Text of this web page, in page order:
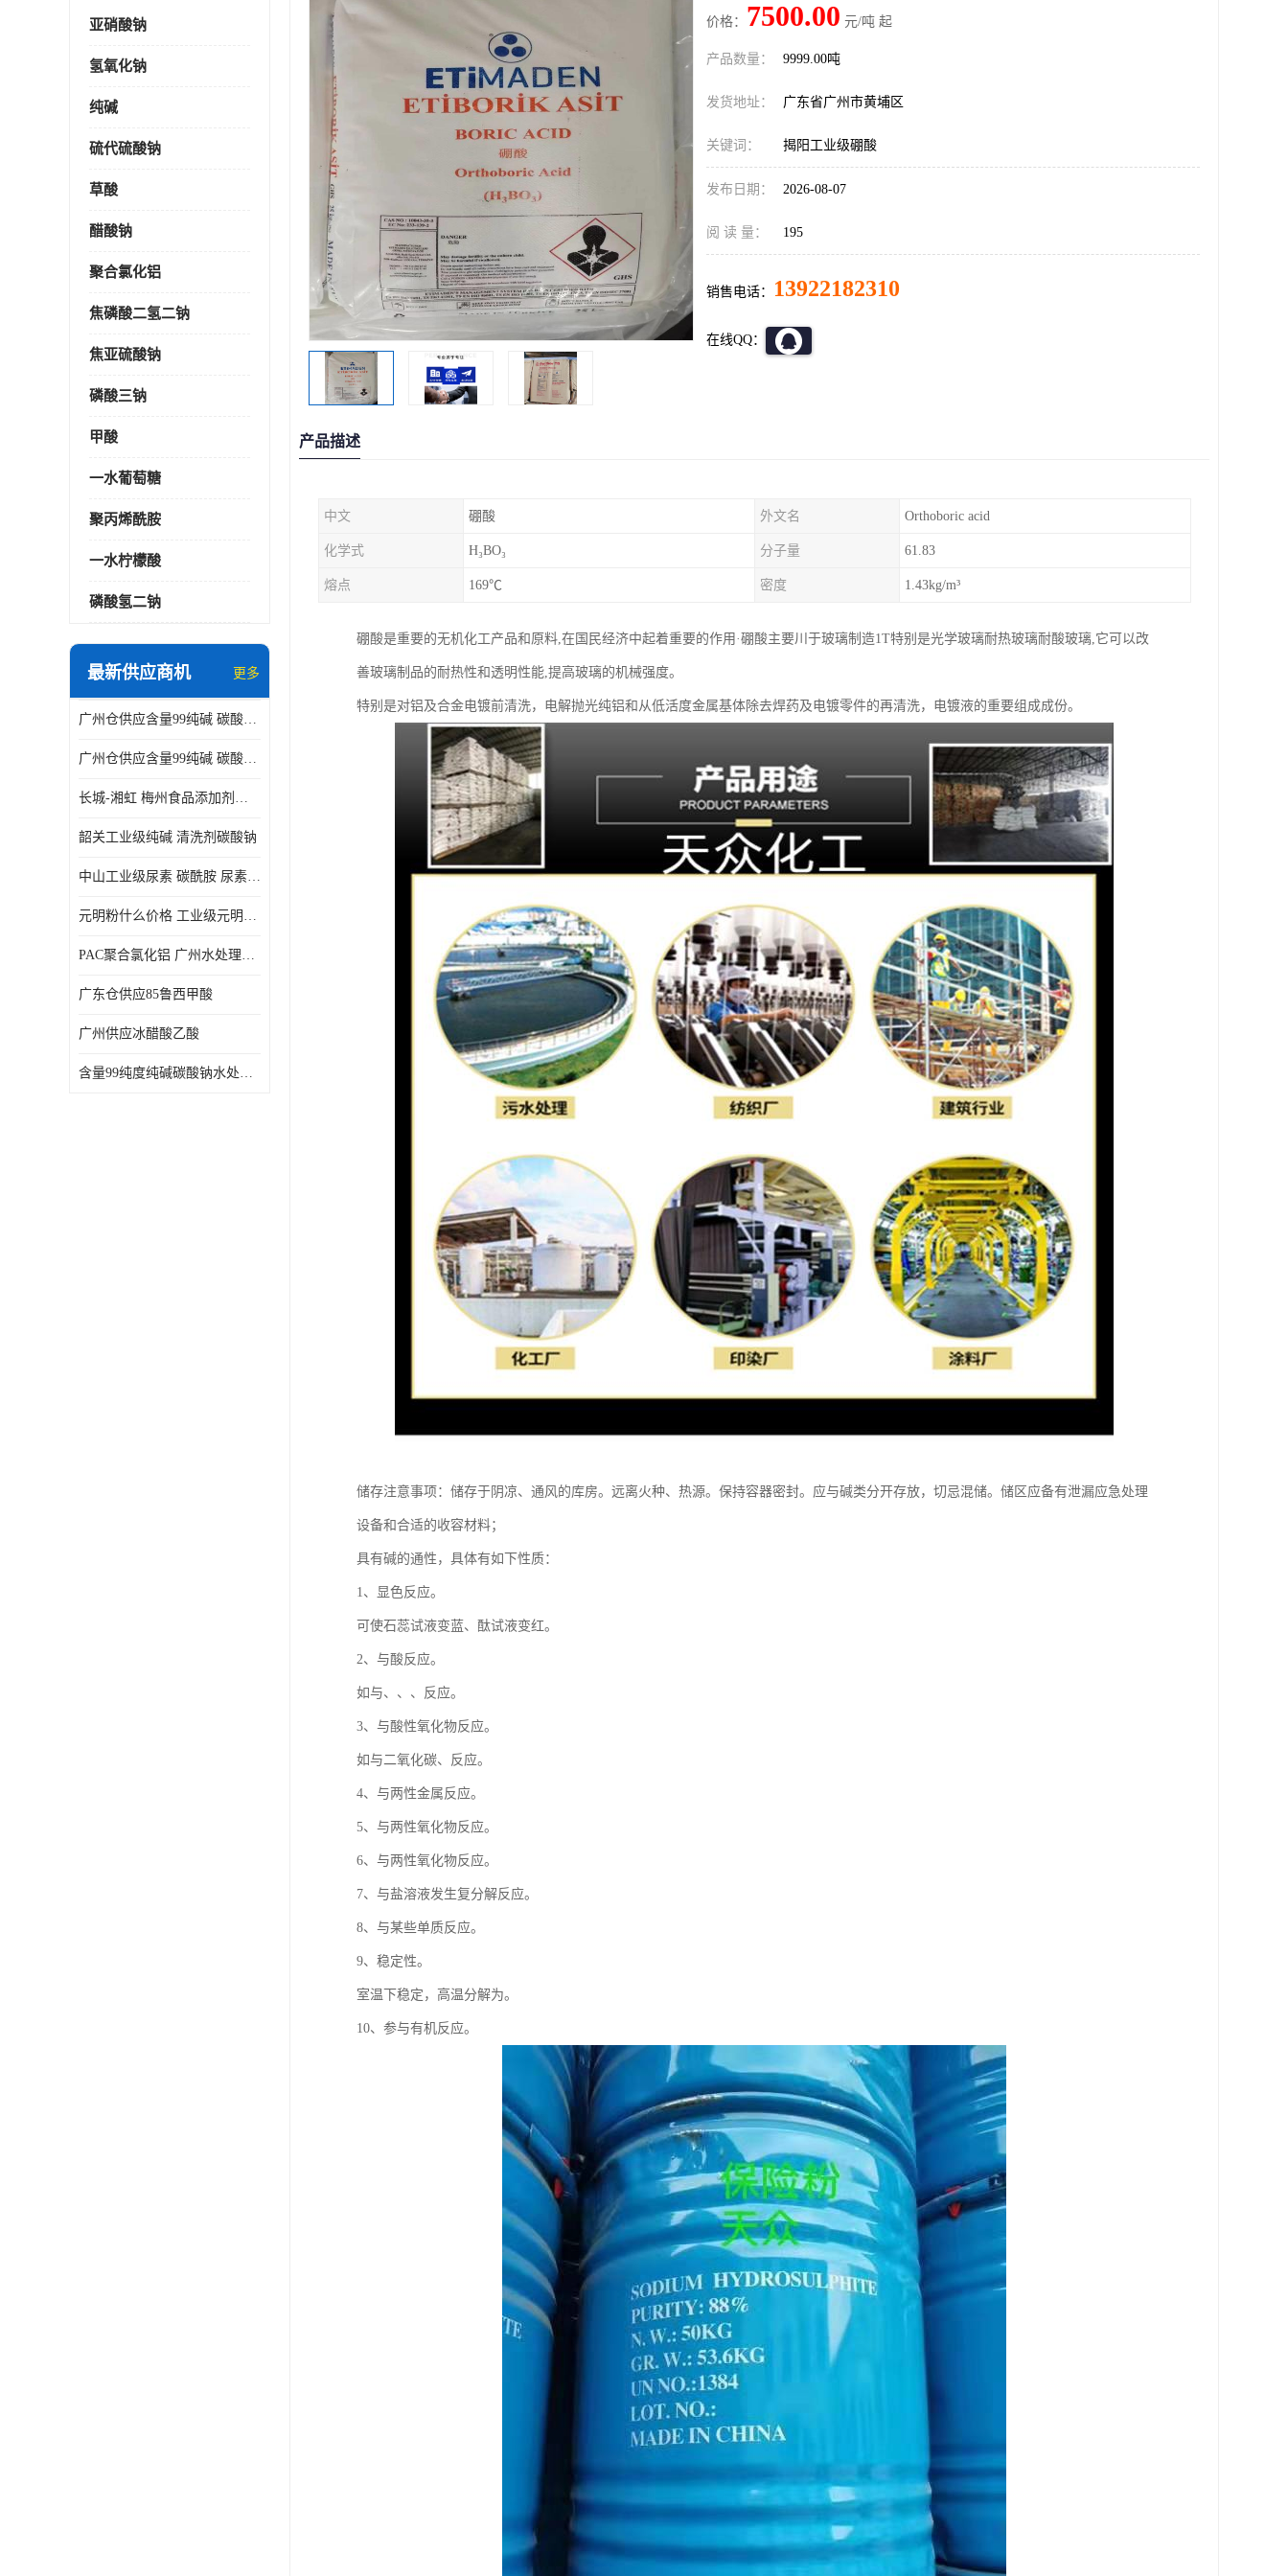
亚硝酸钠
氢氧化钠
纯碱
硫代硫酸钠
草酸
醋酸钠
聚合氯化铝
焦磷酸二氢二钠
焦亚硫酸钠
磷酸三钠
甲酸
一水葡萄糖
聚丙烯酰胺
一水柠檬酸
磷酸氢二钠
最新供应商机 更多
广州仓供应含量99纯碱 碳酸钠 工业级99含量水处理 酸类中和
广州仓供应含量99纯碱 碳酸钠 工业级99含量水处理 生活洗涤
长城-湘虹 梅州食品添加剂焦亚硫酸钠 作防腐剂
韶关工业级纯碱 清洗剂碳酸钠
中山工业级尿素 碳酰胺 尿素是一种高浓度氮肥
元明粉什么价格 工业级元明粉 无水硫酸钠 硫酸钠 合成洗涤剂的填充料
PAC聚合氯化铝 广州水处理药剂聚合氯化铝PAC 工业污水废水城镇生活污水的净化处理
广东仓供应85鲁西甲酸
广州供应冰醋酸乙酸
含量99纯度纯碱碳酸钠水处理剂
价格： 7500.00 元/吨 起
产品数量： 9999.00吨
发货地址： 广东省广州市黄埔区
关键词： 揭阳工业级硼酸
发布日期： 2026-08-07
阅 读 量： 195
销售电话： 13922182310
在线QQ：
产品描述
中文 硼酸 外文名 Orthoboric acid
化学式 H₃BO₃ 分子量 61.83
熔点 169℃ 密度 1.43kg/m³
硼酸是重要的无机化工产品和原料,在国民经济中起着重要的作用·硼酸主要川于玻璃制造1T特别是光学玻璃耐热玻璃耐酸玻璃,它可以改
善玻璃制品的耐热性和透明性能,提高玻璃的机械强度。
特别是对铝及合金电镀前清洗，电解抛光纯铝和从低活度金属基体除去焊药及电镀零件的再清洗，电镀液的重要组成成份。
储存注意事项：储存于阴凉、通风的库房。远离火种、热源。保持容器密封。应与碱类分开存放，切忌混储。储区应备有泄漏应急处理
设备和合适的收容材料；
具有碱的通性，具体有如下性质：
1、显色反应。
可使石蕊试液变蓝、酞试液变红。
2、与酸反应。
如与、、、反应。
3、与酸性氧化物反应。
如与二氧化碳、反应。
4、与两性金属反应。
5、与两性氧化物反应。
6、与两性氧化物反应。
7、与盐溶液发生复分解反应。
8、与某些单质反应。
9、稳定性。
室温下稳定，高温分解为。
10、参与有机反应。